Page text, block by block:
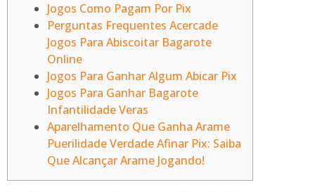
Jogos Como Pagam Por Pix
Perguntas Frequentes Acercade
Jogos Para Abiscoitar Bagarote
Online
Jogos Para Ganhar Algum Abicar Pix
Jogos Para Ganhar Bagarote
Infantilidade Veras
Aparelhamento Que Ganha Arame
Puerilidade Verdade Afinar Pix: Saiba
Que Alcançar Arame Jogando!